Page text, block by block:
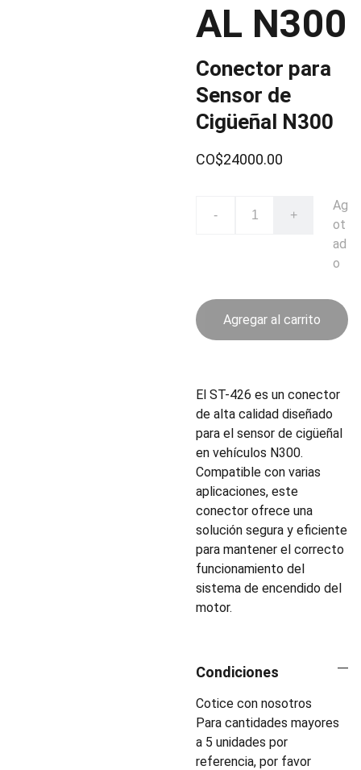
AL N300
Conector para
Sensor de
Cigüeñal N300
CO$24000.00
- +
Ag
ot
ad
o
Agregar al carrito
El ST-426 es un conector
de alta calidad diseñado
para el sensor de cigüeñal
en vehículos N300.
Compatible con varias
aplicaciones, este
conector ofrece una
solución segura y eficiente
para mantener el correcto
funcionamiento del
sistema de encendido del
motor.
Condiciones
Cotice con nosotros
Para cantidades mayores
a 5 unidades por
referencia, por favor